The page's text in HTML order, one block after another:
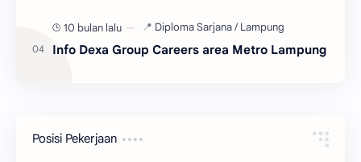
10 bulan lalu
Info Dexa Group Careers area Metro Lampung
Posisi Pekerjaan